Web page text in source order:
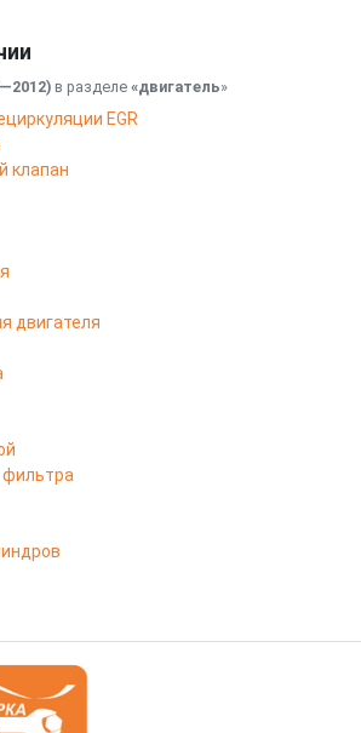
в разделе «двигатель»
EGR
клапан
двигателя
фильтра